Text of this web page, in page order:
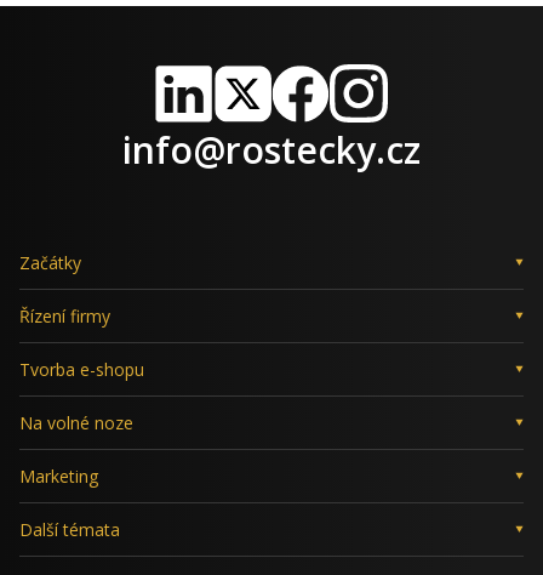
LinkedIn
X FacebookInstagram
info@rostecky.cz
Začátky
Řízení firmy
Tvorba e-shopu
Na volné noze
Marketing
Další témata